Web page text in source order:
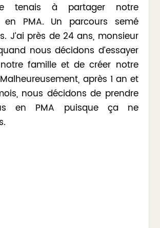
tenais à partager notre
en PMA. Un parcours semé
J’ai près de 24 ans, monsieur
nous décidons d’essayer
famille et de créer notre
après 1 an et
nous décidons de prendre
en PMA puisque ça ne